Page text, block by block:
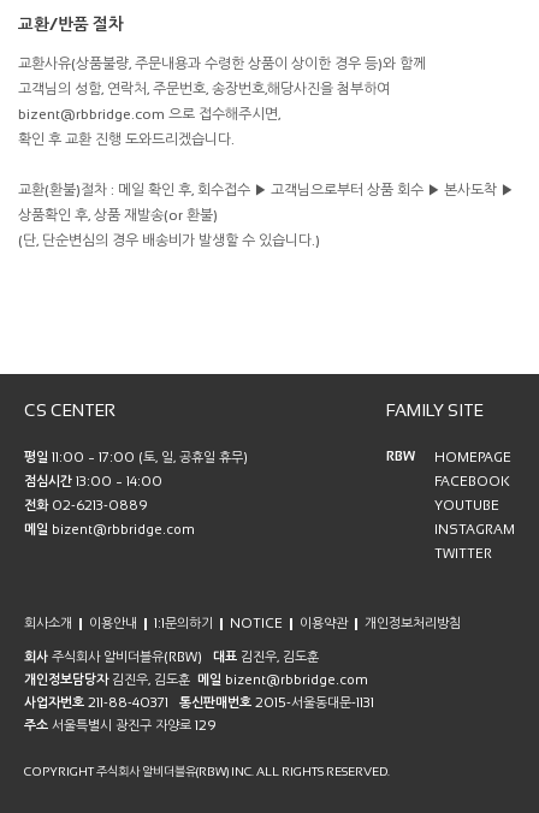
교환/반품 절차
교환사유(상품불량, 주문내용과 수령한 상품이 상이한 경우 등)와 함께
고객님의 성함, 연락처, 주문번호, 송장번호,해당사진을 첨부하여
bizent@rbbridge.com 으로 접수해주시면,
확인 후 교환 진행 도와드리겠습니다.
교환(환불)절차 : 메일 확인 후, 회수접수 ▶ 고객님으로부터 상품 회수 ▶ 본사도착 ▶
상품확인 후, 상품 재발송(or 환불)
(단, 단순변심의 경우 배송비가 발생할 수 있습니다.)
CS CENTER
평일 11:00 ~ 17:00 (토, 일, 공휴일 휴무)
점심시간 13:00 ~ 14:00
전화02-6213-0889
메일 bizent@rbbridge.com
FAMILY SITE
RBW
HOMEPAGE
FACEBOOK
YOUTUBE
INSTAGRAM
TWITTER
회사소개 이용안내 1:1문의하기 NOTICE 이용약관 개인정보처리방침
회사 주식회사 알비더블유(RBW) 대표 김진우, 김도훈
개인정보담당자김진우, 김도훈 메일 bizent@rbbridge.com
사업자번호 211-88-40371 통신판매번호 2015-서울동대문-1131
주소 서울특별시 광진구 자양로 129
COPYRIGHT 주식회사 알비더블유(RBW) INC. ALL RIGHTS RESERVED.